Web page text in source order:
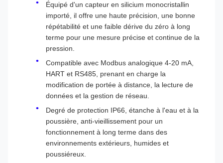
Équipé d'un capteur en silicium monocristallin
importé, il offre une haute précision, une bonne
répétabilité et une faible dérive du zéro à long
terme pour une mesure précise et continue de la
pression.
Compatible avec Modbus analogique 4-20 mA,
HART et RS485, prenant en charge la
modification de portée à distance, la lecture de
données et la gestion de réseau.
Degré de protection IP66, étanche à l'eau et à la
poussière, anti-vieillissement pour un
fonctionnement à long terme dans des
environnements extérieurs, humides et
poussiéreux.